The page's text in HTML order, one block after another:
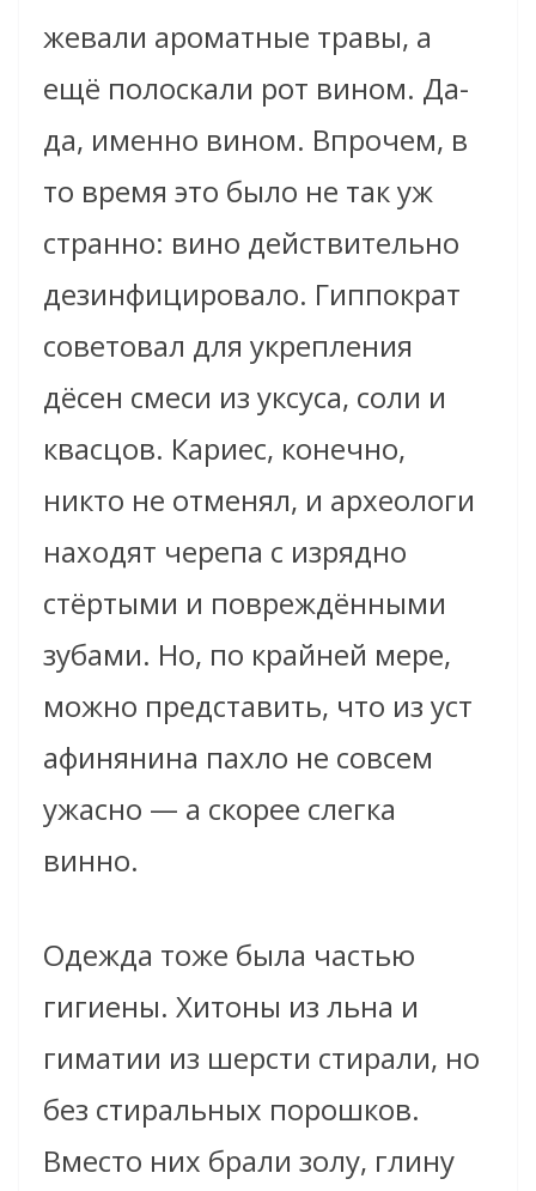
жевали ароматные травы, а
ещё полоскали рот вином. Да-
да, именно вином. Впрочем, в
то время это было не так уж
странно: вино действительно
дезинфицировало. Гиппократ
советовал для укрепления
дёсен смеси из уксуса, соли и
квасцов. Кариес, конечно,
никто не отменял, и археологи
находят черепа с изрядно
стёртыми и повреждёнными
зубами. Но, по крайней мере,
можно представить, что из уст
афинянина пахло не совсем
ужасно — а скорее слегка
винно.
Одежда тоже была частью
гигиены. Хитоны из льна и
гиматии из шерсти стирали, но
без стиральных порошков.
Вместо них брали золу, глину